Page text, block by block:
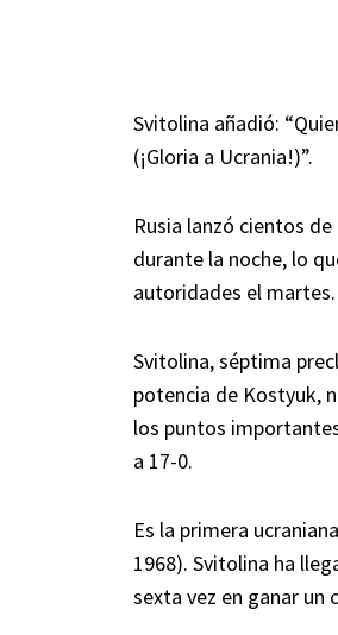
Svitolina añadió:
(¡Gloria a Ucrania!)”.
Rusia lanzó cientos
durante la noche, lo
autoridades el martes.
Svitolina, séptima
potencia de Kostyuk,
los puntos
a 17-0.
Es la primera
1968). Svitolina ha
sexta vez en ganar un